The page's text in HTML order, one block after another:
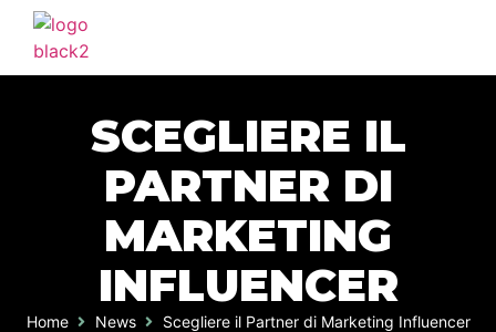
SCEGLIERE IL
PARTNER DI
MARKETING
INFLUENCER
Home News Scegliere il Partner di Marketing Influencer